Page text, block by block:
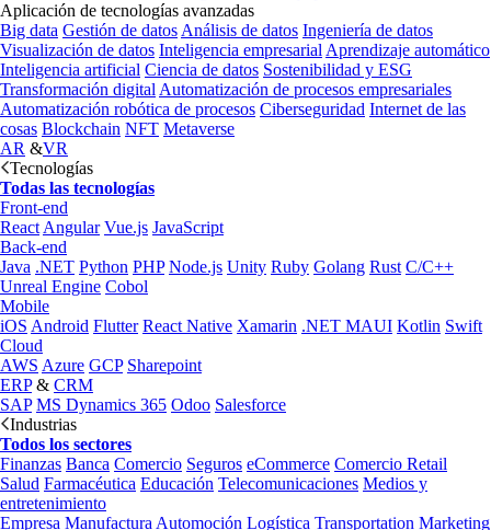
Aplicación de tecnologías avanzadas
Big data Gestión de datos Análisis de datos Ingeniería de datos
Visualización de datos Inteligencia empresarial Aprendizaje automático
Inteligencia artificial Ciencia de datos Sostenibilidad y ESG
Transformación digital Automatización de procesos empresariales
Automatización robótica de procesos Ciberseguridad Internet de las
cosas Blockchain NFT Metaverse
AR &VR
Tecnologías
Todas las tecnologías
Front-end
React Angular Vue.js JavaScript
Back-end
Java .NET Python PHP Node.js Unity Ruby Golang Rust C/C++
Unreal Engine Cobol
Mobile
iOS Android Flutter React Native Xamarin .NET MAUI Kotlin Swift
Cloud
AWS Azure GCP Sharepoint
ERP& CRM
SAP MS Dynamics 365 Odoo Salesforce
Industrias
Todos los sectores
Finanzas Banca Comercio Seguros eCommerce Comercio Retail
Salud Farmacéutica Educación Telecomunicaciones Medios y
entretenimiento
Empresa Manufactura Automoción Logística Transportation Marketing